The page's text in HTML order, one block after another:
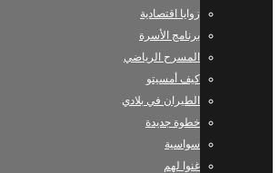
زوايا اقتصادية
برنامج الأسرة
المسرح الرياضي
كيف أمسيتو
الطيران في بلادي
خطوة جديدة
سواسية
غنوا لهم